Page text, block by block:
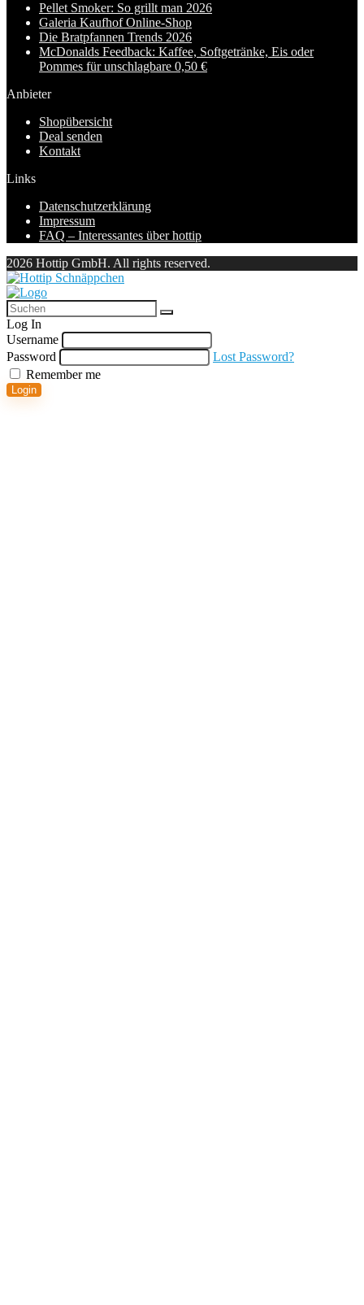
Pellet Smoker: So grillt man 2026
Galeria Kaufhof Online-Shop
Die Bratpfannen Trends 2026
McDonalds Feedback: Kaffee, Softgetränke, Eis oder
Pommes für unschlagbare 0,50 €
Anbieter
Shopübersicht
Deal senden
Kontakt
Links
Datenschutzerklärung
Impressum
FAQ – Interessantes über hottip
2026 Hottip GmbH. All rights reserved.
Log In
Username
Password
Lost Password?
Remember me
Login